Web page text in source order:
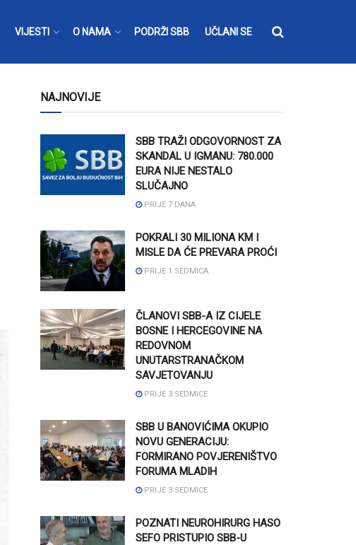
VIJESTI O NAMA PODRŽI SBB UČLANI SE
NAJNOVIJE
SBB TRAŽI ODGOVORNOST ZA
SKANDAL U IGMANU: 780.000
EURA NIJE NESTALO
SLUČAJNO
PRIJE 7 DANA
POKRALI 30 MILIONA KM I
MISLE DA ĆE PREVARA PROĆI
PRIJE 1 SEDMICA
ČLANOVI SBB-A IZ CIJELE
BOSNE I HERCEGOVINE NA
REDOVNOM
UNUTARSTRANAČKOM
SAVJETOVANJU
PRIJE 3 SEDMICE
SBB U BANOVIĆIMA OKUPIO
NOVU GENERACIJU:
FORMIRANO POVJERENIŠTVO
FORUMA MLADIH
PRIJE 3 SEDMICE
POZNATI NEUROHIRURG HASO
SEFO PRISTUPIO SBB-U